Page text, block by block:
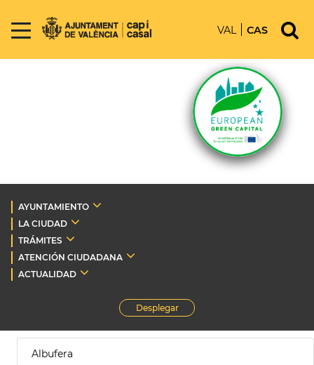
VAL CAS
AYUNTAMIENTO
LA CIUDAD
TRÁMITES
ATENCIÓN CIUDADANA
ACTUALIDAD
Desplegar
Albufera